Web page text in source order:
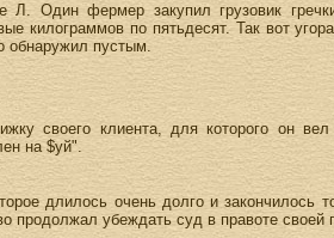
Л. Один фермер закупил грузовик
килограммов по пятьдесят. Так вот
обнаружил пустым.
своего клиента, для которого он
на $уй".
длилось очень долго и закончилось
продолжал убеждать суд в правоте своей